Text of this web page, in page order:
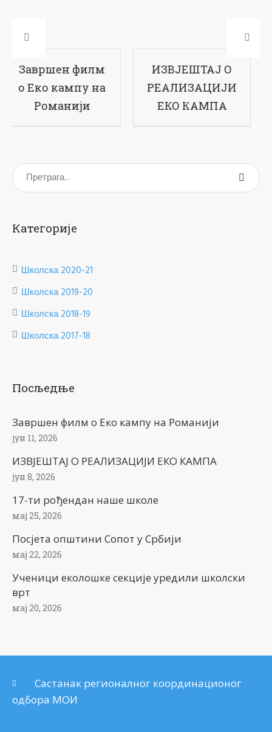
ИЗВЈЕШТАЈ О
РЕАЛИЗАЦИЈИ
ЕКО КАМПА
17-ти рођендан
наше школе
Категорије
Школска 2020-21
Школска 2019-20
Школска 2018-19
Школска 2017-18
Посљедње
Завршен филм о Еко кампу на Романији
јун 11, 2026
ИЗВЈЕШТАЈ О РЕАЛИЗАЦИЈИ ЕКО КАМПА
јун 8, 2026
17-ти рођендан наше школе
мај 25, 2026
Посјета општини Сопот у Србији
мај 22, 2026
Ученици еколошке секције уредили школски
врт
мај 20, 2026
Састанак регионалног координационог
одбора МОИ